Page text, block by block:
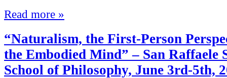
Read more »
“Naturalism, the First-Person
the Embodied Mind” – San Raffaele
School of Philosophy, June 3rd-5th,